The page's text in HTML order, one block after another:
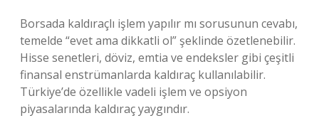
Borsada kaldıraçlı işlem yapılır mı sorusunun cevabı,
temelde “evet ama dikkatli ol” şeklinde özetlenebilir.
Hisse senetleri, döviz, emtia ve endeksler gibi çeşitli
finansal enstrümanlarda kaldıraç kullanılabilir.
Türkiye’de özellikle vadeli işlem ve opsiyon
piyasalarında kaldıraç yaygındır.